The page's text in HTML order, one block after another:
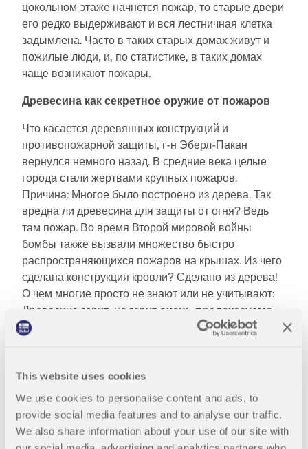
This website uses cookies
We use cookies to personalise content and ads, to
provide social media features and to analyse our traffic.
We also share information about your use of our site with
цокольном этаже начнется пожар, то старые двери
его редко выдерживают и вся лестничная клетка
задымлена. Часто в таких старых домах живут и
пожилые люди, и, по статистике, в таких домах
чаще возникают пожары.
Древесина как секретное оружие от пожаров
Что касается деревянных конструкций и
противопожарной защиты, г-н Эберл-Пакан
вернулся немного назад. В средние века целые
города стали жертвами крупных пожаров.
Причина: Многое было построено из дерева. Так
вредна ли древесина для защиты от огня? Ведь
там пожар. Во время Второй мировой войны
бомбы также вызвали множество быстро
распространяющихся пожаров на крышах. Из чего
сделана конструкция кровли? Сделано из дерева!
О чем многие просто не знают или не учитывают:
Древесина горит, но горит очень предсказуемо